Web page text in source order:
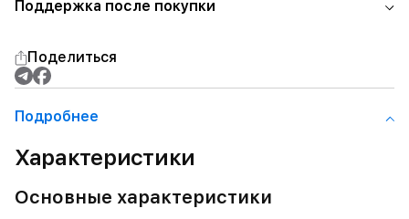
Поддержка после покупки
Поделиться
Подробнее
Характеристики
Основные характеристики